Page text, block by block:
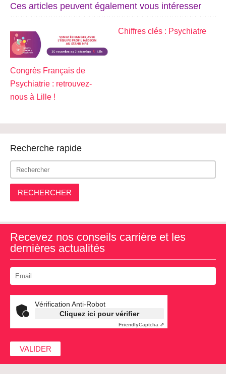
Ces articles peuvent également vous intéresser
Congrès Français de
Psychiatrie : retrouvez-
nous à Lille !
Chiffres clés : Psychiatre
Recherche rapide
RECHERCHER
Recevez nos conseils carrière et les
dernières actualités
Vérification Anti-Robot
Cliquez ici pour vérifier
FriendlyCaptcha ⇗